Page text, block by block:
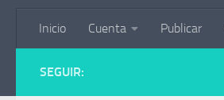
Inicio Cuenta Publicar
SEGUIR: